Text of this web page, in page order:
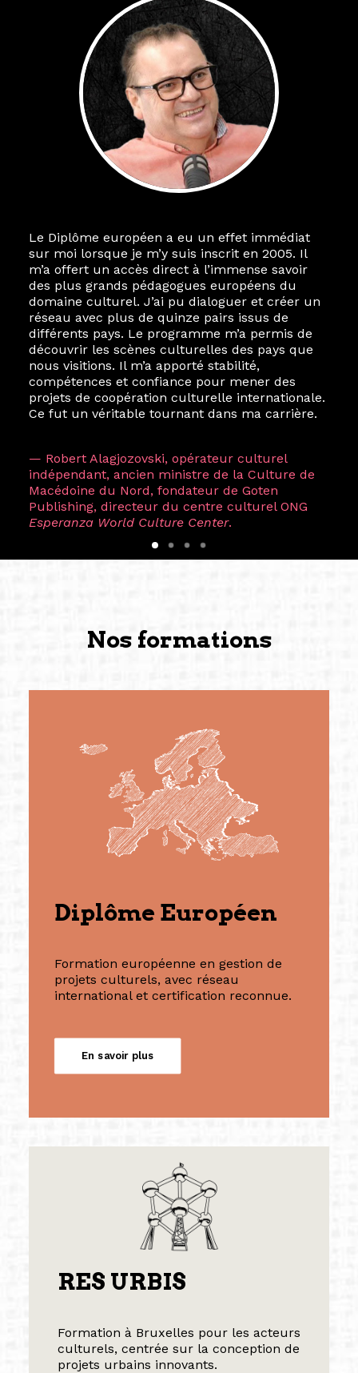
Le Diplôme européen a eu un effet immédiat
sur moi lorsque je m’y suis inscrit en 2005. Il
m’a offert un accès direct à l’immense savoir
des plus grands pédagogues européens du
domaine culturel. J’ai pu dialoguer et créer un
réseau avec plus de quinze pairs issus de
différents pays. Le programme m’a permis de
découvrir les scènes culturelles des pays que
nous visitions. Il m’a apporté stabilité,
compétences et confiance pour mener des
projets de coopération culturelle internationale.
Ce fut un véritable tournant dans ma carrière.
— Robert Alagjozovski, opérateur culturel
indépendant, ancien ministre de la Culture de
Macédoine du Nord, fondateur de Goten
Publishing, directeur du centre culturel ONG
Esperanza World Culture Center.
Nos formations
Diplôme Européen
Formation européenne en gestion de
projets culturels, avec réseau
international et certification reconnue.
En savoir plus
RES URBIS
Formation à Bruxelles pour les acteurs
culturels, centrée sur la conception de
projets urbains innovants.